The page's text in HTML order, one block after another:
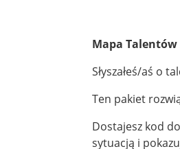
Mapa
Słyszałeś/aś o
Ten pakiet
Dostajesz kod
sytuacją i